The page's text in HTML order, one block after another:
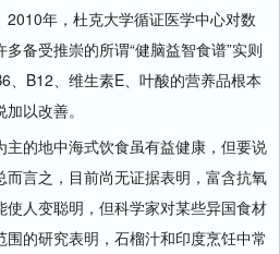
年，杜克大学循证医学中心对数
备受推崇的所谓“健脑益智食谱”实则
、B12、维生素E、叶酸的营养品根本
以改善。
的地中海式饮食虽有益健康，但要说
言之，目前尚无证据表明，富含抗氧
人变聪明，但科学家对某些异国食材
的研究表明，石榴汁和印度烹饪中常